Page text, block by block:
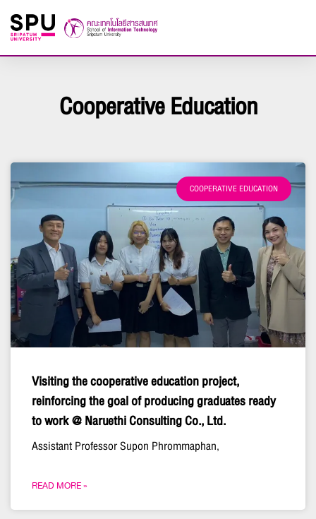
Cooperative Education
COOPERATIVE EDUCATION
Visiting the cooperative education project,
reinforcing the goal of producing graduates ready
to work @ Naruethi Consulting Co., Ltd.
Assistant Professor Supon Phrommaphan,
READ MORE »